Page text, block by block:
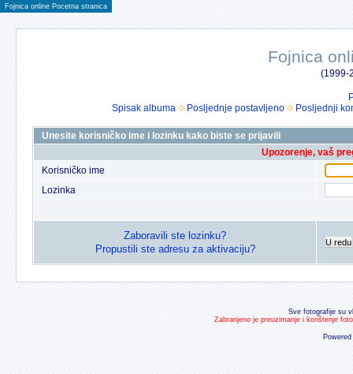
Fojnica online Pocetna stranica
Fojnica
(1999-
Spisak albuma
Posljednje postavljeno Posljednji
Unesite korisničko ime i lozinku kako biste se prijavili
Upozorenje, vaš
Korisničko ime
Lozinka
Zaboravili ste lozinku?
Propustili ste adresu za aktivaciju?
U redu
Sve fotografije su
Zabranjeno je preuzimanje i korištenje